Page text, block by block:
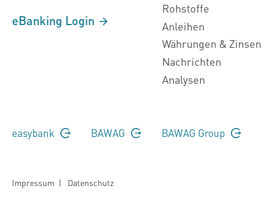
eBanking Login
Rohstoffe
Anleihen
Währungen & Zinsen
Nachrichten
Analysen
easybank BAWAG BAWAG Group
Impressum | Datenschutz